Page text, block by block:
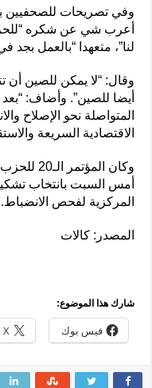
وفي تصريحات للصحفيين
أعرب شي عن شكره
لنا”، متعهدا “بالعمل بجد في
وقال: “لا يمكن للصين أن
المتواصلة نحو الإصلاح
الاقتصادية السريعة
وكان
أمس السبت بانتخاب
المركزية لفحص الانضباط.
المصدر: كالات
شارك هذا الموضوع:
فيس بوك X